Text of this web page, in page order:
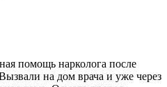
помощь нарколога после
на дом врача и уже через